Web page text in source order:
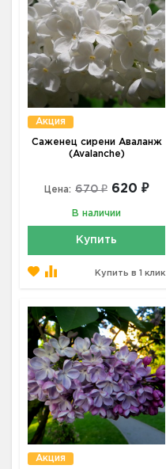
Акция
Саженец сирени Аваланж
(Avalanche)
Цена: 670 ₽ 620 ₽
В наличии
Купить
Купить в 1 клик
Акция